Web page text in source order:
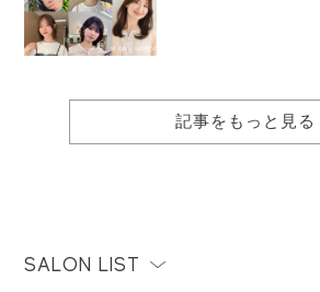
記事をもっと見る
SALON LIST